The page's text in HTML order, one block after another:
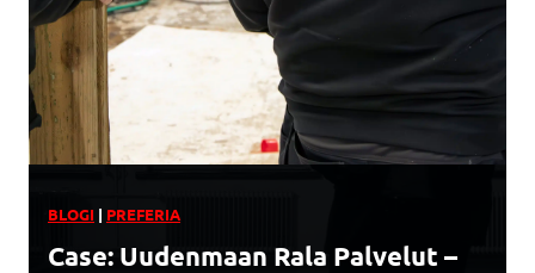
BLOGI | PREFERIA
Case: Uudenmaan Rala Palvelut –